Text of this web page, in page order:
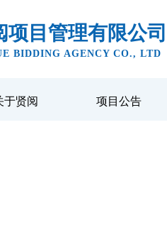
项目管理有限公司
BIDDING AGENCY CO., LTD
于贤阅 项目公告